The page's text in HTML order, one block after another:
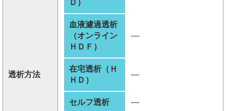
透析方法
Ｄ）
血液濾過透析
（オンライン
ＨＤＦ）
―
在宅透析（Ｈ
ＨＤ）
―
セルフ透析 ―